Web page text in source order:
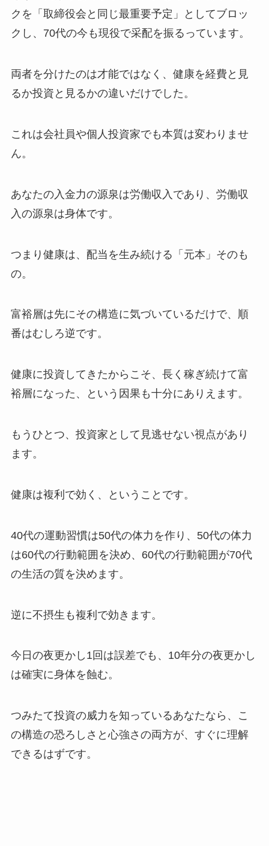
クを「取締役会と同じ最重要予定」としてブロッ
クし、70代の今も現役で采配を振るっています。
両者を分けたのは才能ではなく、健康を経費と見
るか投資と見るかの違いだけでした。
これは会社員や個人投資家でも本質は変わりませ
ん。
あなたの入金力の源泉は労働収入であり、労働収
入の源泉は身体です。
つまり健康は、配当を生み続ける「元本」そのも
の。
富裕層は先にその構造に気づいているだけで、順
番はむしろ逆です。
健康に投資してきたからこそ、長く稼ぎ続けて富
裕層になった、という因果も十分にありえます。
もうひとつ、投資家として見逃せない視点があり
ます。
健康は複利で効く、ということです。
40代の運動習慣は50代の体力を作り、50代の体力
は60代の行動範囲を決め、60代の行動範囲が70代
の生活の質を決めます。
逆に不摂生も複利で効きます。
今日の夜更かし1回は誤差でも、10年分の夜更かし
は確実に身体を蝕む。
つみたて投資の威力を知っているあなたなら、こ
の構造の恐ろしさと心強さの両方が、すぐに理解
できるはずです。